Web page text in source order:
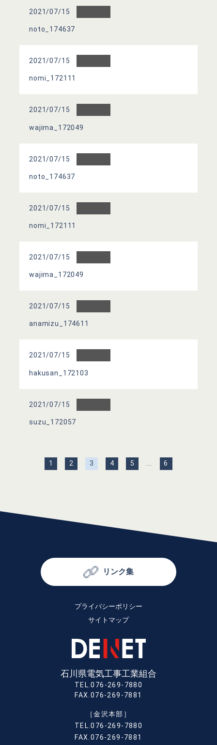
2021/07/15
noto_174637
2021/07/15
nomi_172111
2021/07/15
wajima_172049
2021/07/15
noto_174637
2021/07/15
nomi_172111
2021/07/15
wajima_172049
2021/07/15
anamizu_174611
2021/07/15
hakusan_172103
2021/07/15
suzu_172057
1 2 3 4 5 6
リンク集
プライバシーポリシー
サイトマップ
石川県電気工事工業組合
TEL.076-269-7880
FAX.076-269-7881
［金沢本部］
TEL.076-269-7880
FAX.076-269-7881